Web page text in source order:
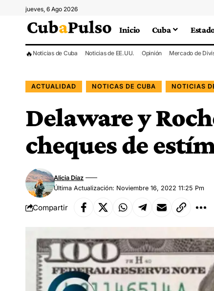
jueves, 6 Ago 2026
Inicio Cuba
🔥 Noticias de Cuba Noticias de EE.UU. Opinión Mercado de
ACTUALIDAD NOTICAS DE CUBA NOTICIAS
Delaware y
cheques de
Última Actualización: Noviembre 16, 2022 11:25 Pm
Alicia Díaz
Compartir